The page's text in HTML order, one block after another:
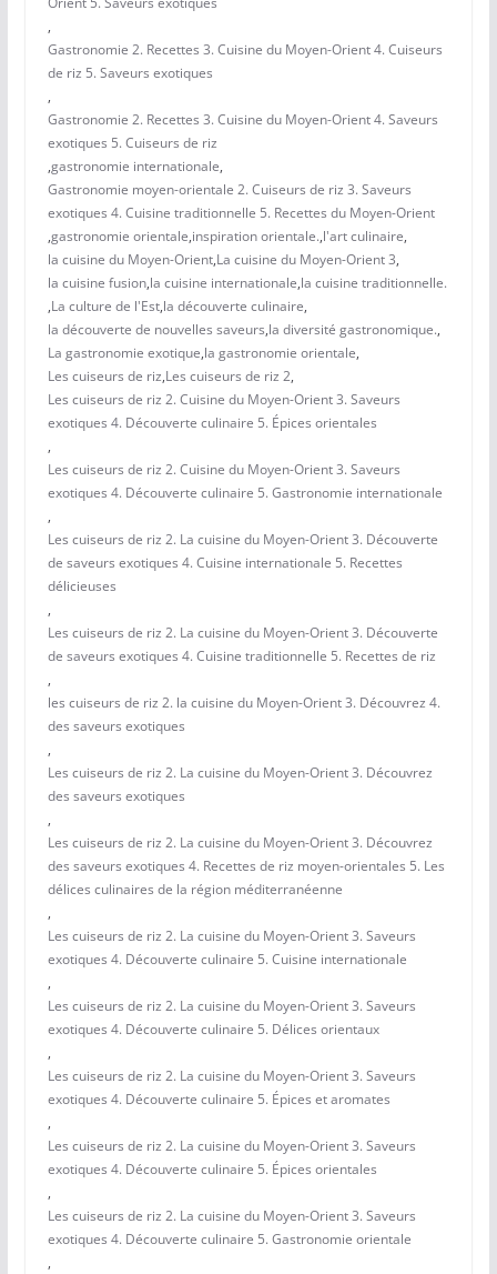
,
Gastronomie 2. Recettes 3. Cuisine du Moyen-Orient 4. Cuiseurs
de riz 5. Saveurs exotiques
,
Gastronomie 2. Recettes 3. Cuisine du Moyen-Orient 4. Saveurs
exotiques 5. Cuiseurs de riz
,gastronomie internationale,
Gastronomie moyen-orientale 2. Cuiseurs de riz 3. Saveurs
exotiques 4. Cuisine traditionnelle 5. Recettes du Moyen-Orient
,gastronomie orientale,inspiration orientale.,l'art culinaire,
la cuisine du Moyen-Orient,La cuisine du Moyen-Orient 3,
la cuisine fusion,la cuisine internationale,la cuisine traditionnelle.
,La culture de l'Est,la découverte culinaire,
la découverte de nouvelles saveurs,la diversité gastronomique.,
La gastronomie exotique,la gastronomie orientale,
Les cuiseurs de riz,Les cuiseurs de riz 2,
Les cuiseurs de riz 2. Cuisine du Moyen-Orient 3. Saveurs
exotiques 4. Découverte culinaire 5. Épices orientales
,
Les cuiseurs de riz 2. Cuisine du Moyen-Orient 3. Saveurs
exotiques 4. Découverte culinaire 5. Gastronomie internationale
,
Les cuiseurs de riz 2. La cuisine du Moyen-Orient 3. Découverte
de saveurs exotiques 4. Cuisine internationale 5. Recettes
délicieuses
,
Les cuiseurs de riz 2. La cuisine du Moyen-Orient 3. Découverte
de saveurs exotiques 4. Cuisine traditionnelle 5. Recettes de riz
,
les cuiseurs de riz 2. la cuisine du Moyen-Orient 3. Découvrez 4.
des saveurs exotiques
,
Les cuiseurs de riz 2. La cuisine du Moyen-Orient 3. Découvrez
des saveurs exotiques
,
Les cuiseurs de riz 2. La cuisine du Moyen-Orient 3. Découvrez
des saveurs exotiques 4. Recettes de riz moyen-orientales 5. Les
délices culinaires de la région méditerranéenne
,
Les cuiseurs de riz 2. La cuisine du Moyen-Orient 3. Saveurs
exotiques 4. Découverte culinaire 5. Cuisine internationale
,
Les cuiseurs de riz 2. La cuisine du Moyen-Orient 3. Saveurs
exotiques 4. Découverte culinaire 5. Délices orientaux
,
Les cuiseurs de riz 2. La cuisine du Moyen-Orient 3. Saveurs
exotiques 4. Découverte culinaire 5. Épices et aromates
,
Les cuiseurs de riz 2. La cuisine du Moyen-Orient 3. Saveurs
exotiques 4. Découverte culinaire 5. Épices orientales
,
Les cuiseurs de riz 2. La cuisine du Moyen-Orient 3. Saveurs
exotiques 4. Découverte culinaire 5. Gastronomie orientale
,